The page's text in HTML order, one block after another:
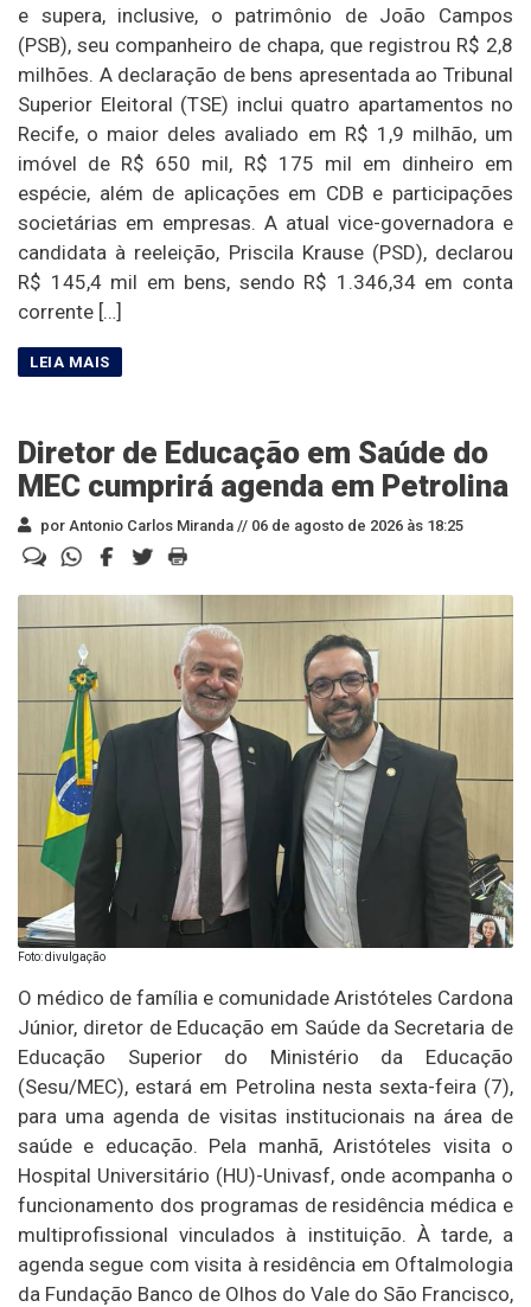
e supera, inclusive, o patrimônio de João Campos
(PSB), seu companheiro de chapa, que registrou R$ 2,8
milhões. A declaração de bens apresentada ao Tribunal
Superior Eleitoral (TSE) inclui quatro apartamentos no
Recife, o maior deles avaliado em R$ 1,9 milhão, um
imóvel de R$ 650 mil, R$ 175 mil em dinheiro em
espécie, além de aplicações em CDB e participações
societárias em empresas. A atual vice-governadora e
candidata à reeleição, Priscila Krause (PSD), declarou
R$ 145,4 mil em bens, sendo R$ 1.346,34 em conta
corrente […]
Diretor de Educação em Saúde do
MEC cumprirá agenda em Petrolina
por Antonio Carlos Miranda // 06 de agosto de 2026 às 18:25
Foto: divulgação
O médico de família e comunidade Aristóteles Cardona
Júnior, diretor de Educação em Saúde da Secretaria de
Educação Superior do Ministério da Educação
(Sesu/MEC), estará em Petrolina nesta sexta-feira (7),
para uma agenda de visitas institucionais na área de
saúde e educação. Pela manhã, Aristóteles visita o
Hospital Universitário (HU)-Univasf, onde acompanha o
funcionamento dos programas de residência médica e
multiprofissional vinculados à instituição. À tarde, a
agenda segue com visita à residência em Oftalmologia
da Fundação Banco de Olhos do Vale do São Francisco,